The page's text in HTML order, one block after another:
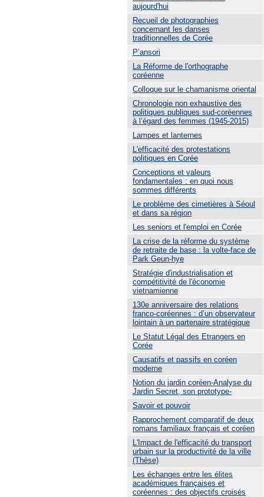
aujourd'hui
Recueil de photographies
concernant les danses
traditionnelles de Corée
P’ansori
La Réforme de l'orthographe
coréenne
Colloque sur le chamanisme oriental
Chronologie non exhaustive des
politiques publiques sud-coréennes
à l’égard des femmes (1945-2015)
Lampes et lanternes
L'efficacité des protestations
politiques en Corée
Conceptions et valeurs
fondamentales : en quoi nous
sommes différents
Le problème des cimetières à Séoul
et dans sa région
Les seniors et l'emploi en Corée
La crise de la réforme du système
de retraite de base : la volte-face de
Park Geun-hye
Stratégie d'industrialisation et
compétitivité de l'économie
vietnamienne
130e anniversaire des relations
franco-coréennes : d’un observateur
lointain à un partenaire stratégique
Le Statut Légal des Etrangers en
Corée
Causatifs et passifs en coréen
moderne
Notion du jardin coréen-Analyse du
Jardin Secret, son prototype-
Savoir et pouvoir
Rapprochement comparatif de deux
romans familiaux français et coréen
L'Impact de l'efficacité du transport
urbain sur la productivité de la ville
(Thèse)
Les échanges entre les élites
académiques françaises et
coréennes : des objectifs croisés